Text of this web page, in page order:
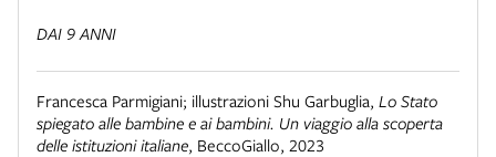
DAI 9 ANNI
Francesca Parmigiani; illustrazioni Shu Garbuglia, Lo Stato
spiegato alle bambine e ai bambini. Un viaggio alla scoperta
delle istituzioni italiane, BeccoGiallo, 2023